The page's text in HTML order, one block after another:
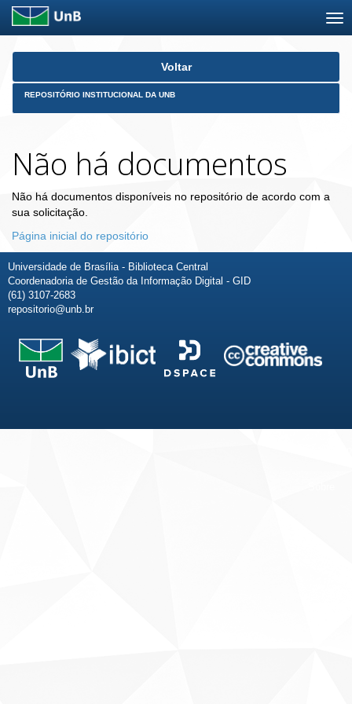
Skip
Voltar
REPOSITÓRIO INSTITUCIONAL DA UNB
Não há documentos
Não há documentos disponíveis no repositório de acordo com a
sua solicitação.
Página inicial do repositório
Universidade de Brasília - Biblioteca Central
Coordenadoria de Gestão da Informação Digital - GID
(61) 3107-2683
repositorio@unb.br